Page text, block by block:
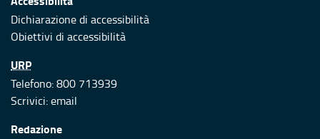
Dichiarazione di accessibilità
Obiettivi di accessibilità
URP
Telefono: 800 713939
Scrivici:email
Redazione